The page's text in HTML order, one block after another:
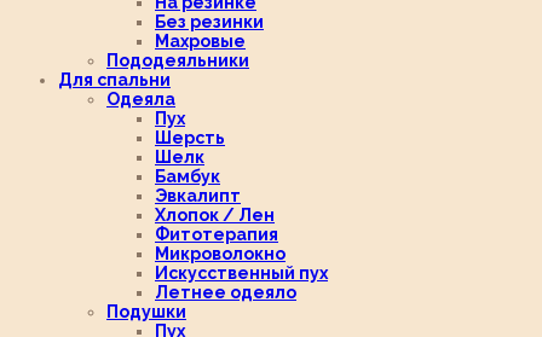
Без резинки
Махровые
Пододеяльники
Для спальни
Одеяла
Пух
Шерсть
Шелк
Бамбук
Эвкалипт
Хлопок / Лен
Фитотерапия
Микроволокно
Искусственный пух
Летнее одеяло
Подушки
Пух